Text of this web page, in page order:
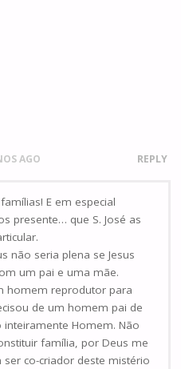
AGO REPLY
E em especial
presente… que S. José as
não seria plena se Jesus
um pai e uma mãe.
homem reprodutor para
de um homem pai de
Homem. Não
família, por Deus me
co-criador deste mistério